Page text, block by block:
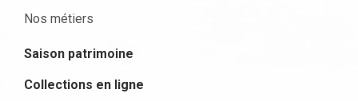
Nos métiers
Saison patrimoine
Collections en ligne